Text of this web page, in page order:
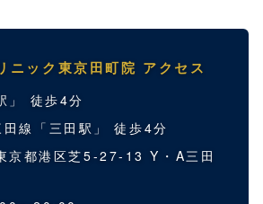
ニック東京田町院 アクセス
」 徒歩4分
田線「三田駅」 徒歩4分
都港区芝5-27-13 Y・A三田